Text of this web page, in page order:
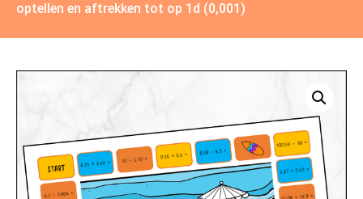
optellen en aftrekken tot op 1d (0,001)